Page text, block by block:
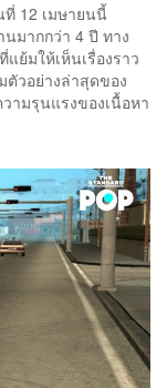
12 เมษายนนี้
มากกว่า 4 ปี ทาง
ย้มให้เห็นเรื่องราว
วอย่างล่าสุดของ
ามรุนแรงของเนื้อหา